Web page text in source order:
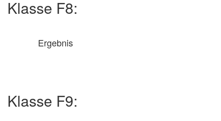
Klasse F8:
Ergebnis
Klasse F9: